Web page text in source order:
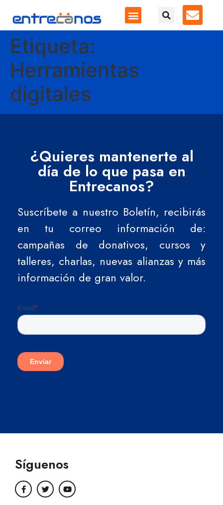
Etiqueta:
Herramientas
digitales
¿Quieres mantenerte al
día de lo que pasa en
Entrecanos?
Suscríbete a nuestro Boletín, recibirás
en tu correo información de:
campañas de donativos, cursos y
talleres, charlas, nuevas alianzas y más
información de gran valor.
Síguenos